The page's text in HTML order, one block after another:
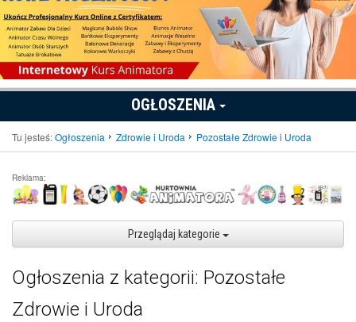
OGŁOSZENIA
Tu jesteś:Ogłoszenia Zdrowie i Uroda Pozostałe Zdrowie i Uroda
Reklama:
Przeglądaj kategorie
Ogłoszenia z kategorii: Pozostałe
Zdrowie i Uroda